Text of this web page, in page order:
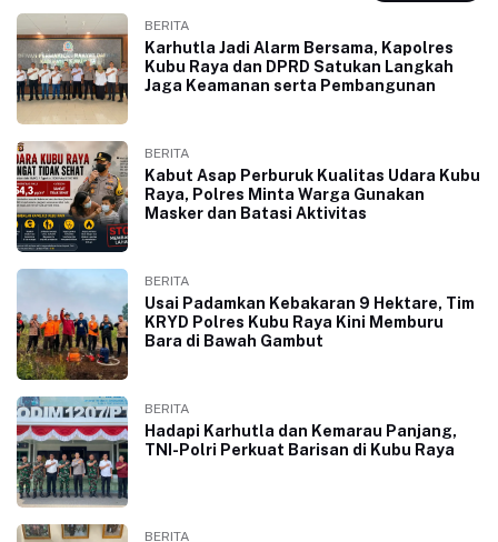
BERITA
Karhutla Jadi Alarm Bersama, Kapolres
Kubu Raya dan DPRD Satukan Langkah
Jaga Keamanan serta Pembangunan
BERITA
Kabut Asap Perburuk Kualitas Udara Kubu
Raya, Polres Minta Warga Gunakan
Masker dan Batasi Aktivitas
BERITA
Usai Padamkan Kebakaran 9 Hektare, Tim
KRYD Polres Kubu Raya Kini Memburu
Bara di Bawah Gambut
BERITA
Hadapi Karhutla dan Kemarau Panjang,
TNI-Polri Perkuat Barisan di Kubu Raya
BERITA